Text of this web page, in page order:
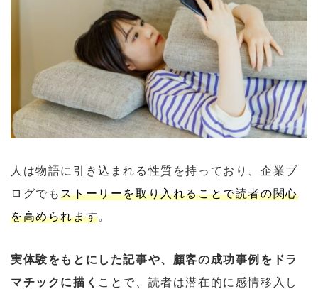
人は物語に引き込まれる性質を持っており、企業ブ
ログでもストーリーを取り入れることで読者の関心
を高められます。
実体験をもとにした記事や、顧客の成功事例をドラ
マチックに描く ことで、読者は潜在的に感情移入し